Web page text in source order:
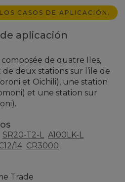
CASOS DE APLICACIÓN.
aplicación
composée de quatre Iles,
deux stations sur l’ile de
et Oichili), une station
et une station sur
SR20-T2-L A100LK-L
14 CR3000
Trade